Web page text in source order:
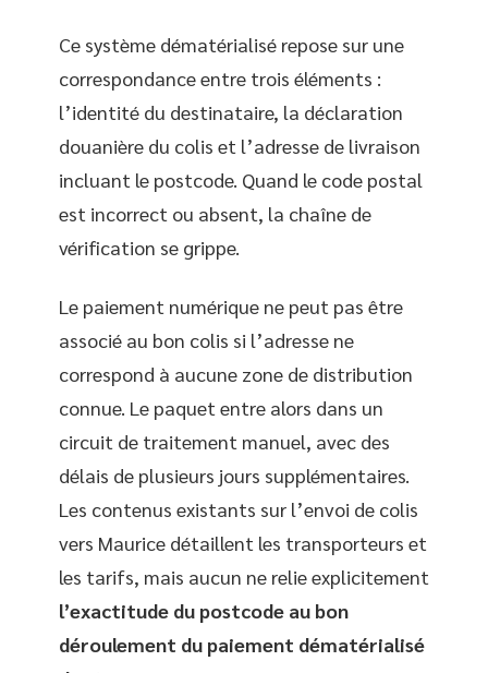
Ce système dématérialisé repose sur une
correspondance entre trois éléments :
l’identité du destinataire, la déclaration
douanière du colis et l’adresse de livraison
incluant le postcode. Quand le code postal
est incorrect ou absent, la chaîne de
vérification se grippe.
Le paiement numérique ne peut pas être
associé au bon colis si l’adresse ne
correspond à aucune zone de distribution
connue. Le paquet entre alors dans un
circuit de traitement manuel, avec des
délais de plusieurs jours supplémentaires.
Les contenus existants sur l’envoi de colis
vers Maurice détaillent les transporteurs et
les tarifs, mais aucun ne relie explicitement
l’exactitude du postcode au bon
déroulement du paiement dématérialisé